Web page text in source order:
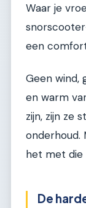
Waar je
een
Geen wind,
en warm
zijn, zijn ze
onderhoud.
het met die
De